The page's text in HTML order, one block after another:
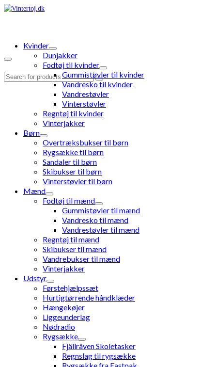
Search
Kvinder
Dunjakker
Fodtøj til kvinder
Gummistøvler til kvinder
Vandresko til kvinder
Vandrestøvler
Vinterstøvler
Regntøj til kvinder
Vinterjakker
Børn
Overtræksbukser til børn
Rygsække til børn
Sandaler til børn
Skibukser til børn
Vinterstøvler til børn
Mænd
Fodtøj til mænd
Gummistøvler til mænd
Vandresko til mænd
Vandrestøvler til mænd
Regntøj til mænd
Skibukser til mænd
Vandrebukser til mænd
Vinterjakker
Udstyr
Førstehjælpssæt
Hurtigtørrende håndklæder
Hængekøjer
Liggeunderlag
Nødradio
Rygsække
Fjällräven Skoletasker
Regnslag til rygsække